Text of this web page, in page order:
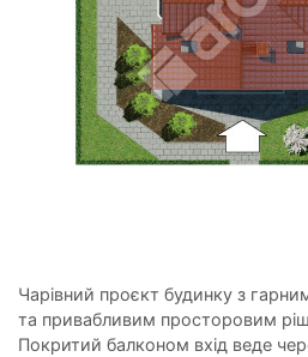
Чарівний проєкт будинку з
та привабливим просторовим
Покритий балконом вхід веде